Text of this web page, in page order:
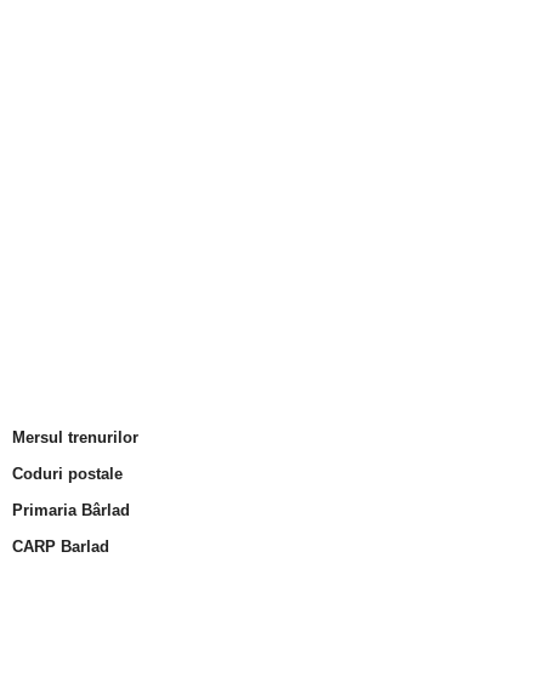
Mersul trenurilor
Coduri postale
Primaria Bârlad
CARP Barlad